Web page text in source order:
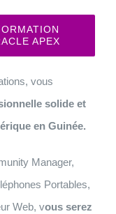
APEX
vous
solide et
en Guinée.
Manager,
Portables,
Web, vous serez